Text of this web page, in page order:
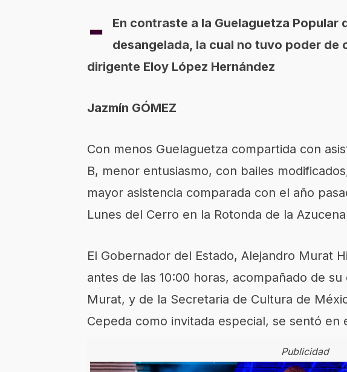
-
En contraste a la Guelaguetza Popular
desangelada, la cual no tuvo poder
dirigente Eloy López Hernández
Jazmín GÓMEZ
Con menos Guelaguetza compartida con
B, menor entusiasmo, con bailes
mayor asistencia comparada con el año
Lunes del Cerro en la Rotonda de la
El Gobernador del Estado, Alejandro Murat
antes de las 10:00 horas, acompañado de
Murat, y de la Secretaria de Cultura de
Cepeda como invitada especial, se sentó en
Publicidad